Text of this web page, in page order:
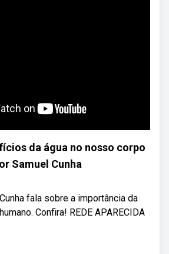
da água no nosso corpo
Samuel Cunha
fala sobre a importância da
Confira! REDE APARECIDA